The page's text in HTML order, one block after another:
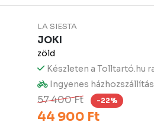
LA SIESTA
JOKI
zöld
Készleten a Tolltartó.hu
Ingyenes házhozszállítás
57 400 Ft -22%
44 900 Ft